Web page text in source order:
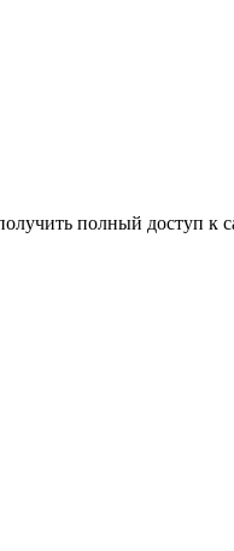
полный доступ к